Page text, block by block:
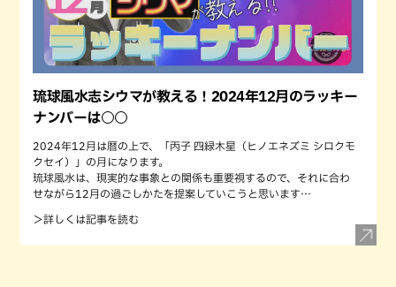
琉球風水志シウマが教える！2024年12月のラッキー
ナンバーは○○
2024年12月は暦の上で、「丙子 四緑木星（ヒノエネズミ シロクモ
クセイ）」の月になります。
琉球風水は、現実的な事象との関係も重要視するので、それに合わ
せながら12月の過ごしかたを提案していこうと思います…
＞詳しくは記事を読む